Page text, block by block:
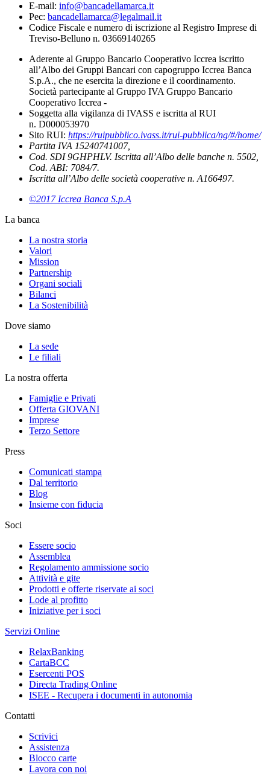
E-mail: info@bancadellamarca.it
Pec: bancadellamarca@legalmail.it
Codice Fiscale e numero di iscrizione al Registro Imprese di
Treviso-Belluno n. 03669140265
Aderente al Gruppo Bancario Cooperativo Iccrea iscritto
all’Albo dei Gruppi Bancari con capogruppo Iccrea Banca
S.p.A., che ne esercita la direzione e il coordinamento.
Società partecipante al Gruppo IVA Gruppo Bancario
Cooperativo Iccrea -
Soggetta alla vigilanza di IVASS e iscritta al RUI
n. D000053970
Sito RUI: https://ruipubblico.ivass.it/rui-pubblica/ng/#/home/
Partita IVA 15240741007,
Cod. SDI 9GHPHLV. Iscritta all’Albo delle banche n. 5502,
Cod. ABI: 7084/7.
Iscritta all’Albo delle società cooperative n. A166497.
©2017 Iccrea Banca S.p.A
La banca
La nostra storia
Valori
Mission
Partnership
Organi sociali
Bilanci
La Sostenibilità
Dove siamo
La sede
Le filiali
La nostra offerta
Famiglie e Privati
Offerta GIOVANI
Imprese
Terzo Settore
Press
Comunicati stampa
Dal territorio
Blog
Insieme con fiducia
Soci
Essere socio
Assemblea
Regolamento ammissione socio
Attività e gite
Prodotti e offerte riservate ai soci
Lode al profitto
Iniziative per i soci
Servizi Online
RelaxBanking
CartaBCC
Esercenti POS
Directa Trading Online
ISEE - Recupera i documenti in autonomia
Contatti
Scrivici
Assistenza
Blocco carte
Lavora con noi